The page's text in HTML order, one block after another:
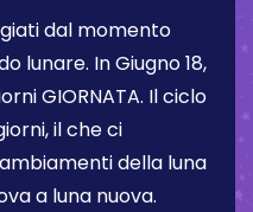
dal momento
lunare. InGiugno 18,
GIORNATA. Il ciclo
il che ci
della luna
a luna nuova.